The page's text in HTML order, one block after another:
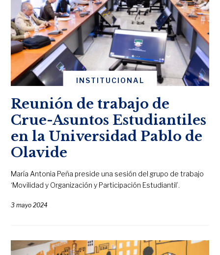
INSTITUCIONAL
Reunión de trabajo de
Crue-Asuntos Estudiantiles
en la Universidad Pablo de
Olavide
María Antonia Peña preside una sesión del grupo de trabajo
‘Movilidad y Organización y Participación Estudiantil’.
3 mayo 2024